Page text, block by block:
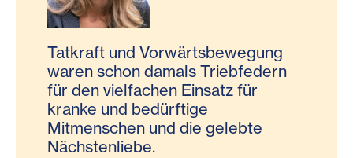
Tatkraft und Vorwärtsbewegung
waren schon damals Triebfedern
für den vielfachen Einsatz für
kranke und bedürftige
Mitmenschen und die gelebte
Nächstenliebe.